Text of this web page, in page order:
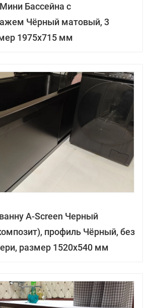
Бассейна с
Чёрный матовый, 3
1975х715 мм
A-Screen Черный
профиль Чёрный, без
размер 1520х540 мм